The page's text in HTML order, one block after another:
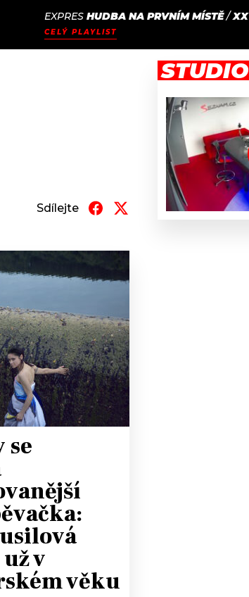
EXPRES HUDBA NA PRVNÍM MÍSTĚ/XX
CELÝ PLAYLIST
Sdílejte
se
v
věku
STUDIO